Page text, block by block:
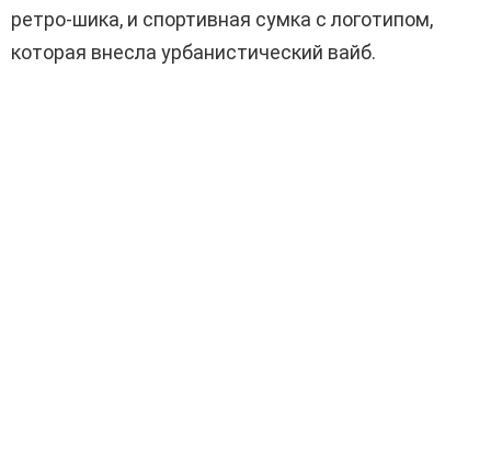
ретро-шика, и спортивная сумка с логотипом,
которая внесла урбанистический вайб.